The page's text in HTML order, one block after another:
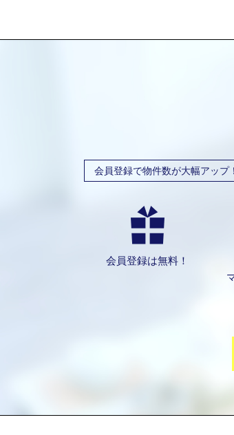
会員登録で物件数が大幅アップ！
会員登録は無料！